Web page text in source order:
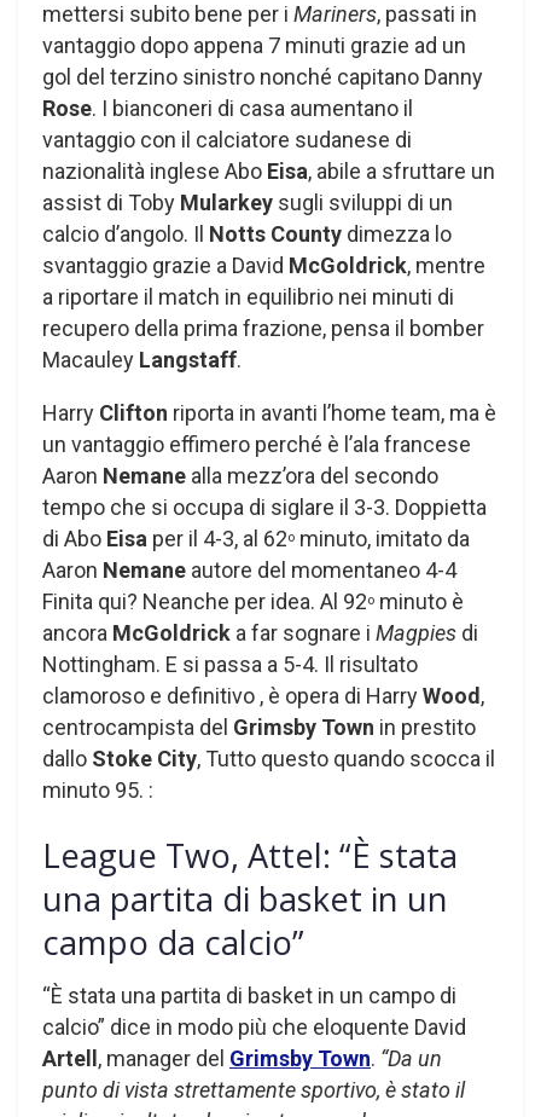
mettersi subito bene per i Mariners, passati in
vantaggio dopo appena 7 minuti grazie ad un
gol del terzino sinistro nonché capitano Danny
Rose. I bianconeri di casa aumentano il
vantaggio con il calciatore sudanese di
nazionalità inglese Abo Eisa, abile a sfruttare un
assist di Toby Mularkey sugli sviluppi di un
calcio d’angolo. Il Notts County dimezza lo
svantaggio grazie a David McGoldrick, mentre
a riportare il match in equilibrio nei minuti di
recupero della prima frazione, pensa il bomber
Macauley Langstaff.
Harry Clifton riporta in avanti l’home team, ma è
un vantaggio effimero perché è l’ala francese
Aaron Nemane alla mezz’ora del secondo
tempo che si occupa di siglare il 3-3. Doppietta
di Abo Eisa per il 4-3, al 62o minuto, imitato da
Aaron Nemane autore del momentaneo 4-4
Finita qui? Neanche per idea. Al 92o minuto è
ancora McGoldrick a far sognare i Magpies di
Nottingham. E si passa a 5-4. Il risultato
clamoroso e definitivo , è opera di HarryWood ,
centrocampista del Grimsby Town in prestito
dallo Stoke City, Tutto questo quando scocca il
minuto 95. :
League Two, Attel: “È stata
una partita di basket in un
campo da calcio”
“È stata una partita di basket in un campo di
calcio” dice in modo più che eloquente David
Artell , manager del Grimsby Town. “Da un
punto di vista strettamente sportivo, è stato il